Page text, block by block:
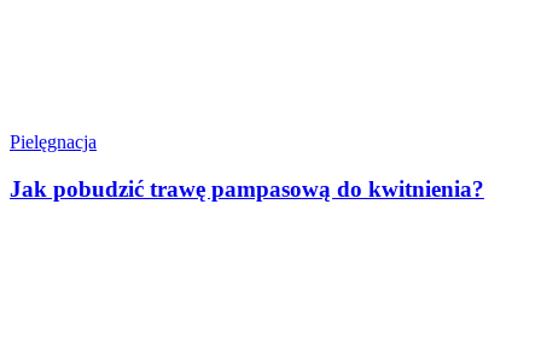
Pielęgnacja
Jak pobudzić trawę pampasową do kwitnienia?